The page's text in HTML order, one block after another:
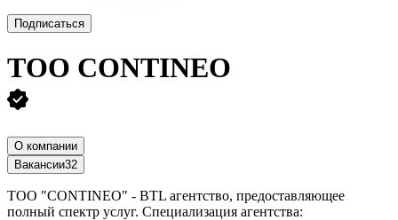
Подписаться
ТОО CONTINEO
О компании
Вакансии32
ТОО "CONTINEO" - BTL агентство, предоставляющее
полный спектр услуг. Специализация агентства: